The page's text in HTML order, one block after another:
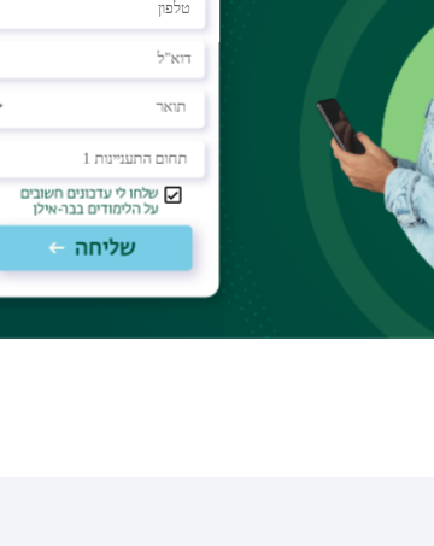
in the dynamics of ideal incompressible
in a broad class of superfluids, vortices are
affecting significantly various
which endows to vortices a dipole-like
which takes place in superfluids
excited states of the vortex state with low
perspective, these new solutions of
Namely, they minimize the action
equations over a set of zero measure.
regarding the transport
instability of Abrikosov’s lattice will be